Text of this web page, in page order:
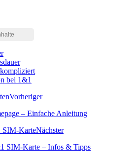
bei 1&1
Vorheriger
– Einfache Anleitung
Nächster
SIM-Karte – Infos & Tipps